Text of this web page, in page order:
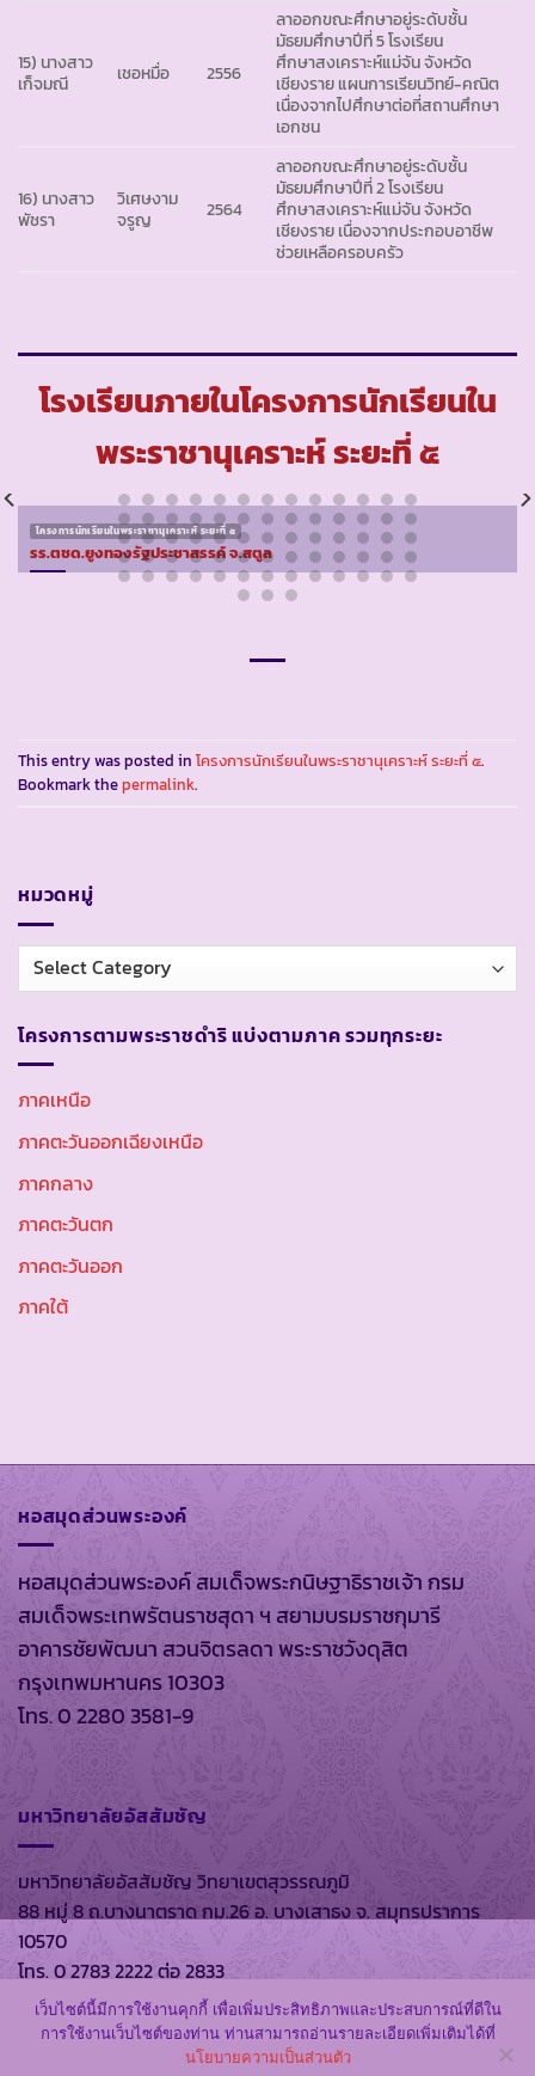
15) นางสาว
เก็จมณี
เชอหมื่อ 2556
ลาออกขณะศึกษาอยู่ระดับชั้น
มัธยมศึกษาปีที่ 5 โรงเรียน
ศึกษาสงเคราะห์แม่จัน จังหวัด
เชียงราย แผนการเรียนวิทย์-คณิต
เนื่องจากไปศึกษาต่อที่สถานศึกษา
เอกชน
16) นางสาว
พัชรา
วิเศษงาม
จรูญ
2564
ลาออกขณะศึกษาอยู่ระดับชั้น
มัธยมศึกษาปีที่ 2 โรงเรียน
ศึกษาสงเคราะห์แม่จัน จังหวัด
เชียงราย เนื่องจากประกอบอาชีพ
ช่วยเหลือครอบครัว
โรงเรียนภายในโครงการนักเรียนใน
พระราชานุเคราะห์ ระยะที่ ๕
โครงการนักเรียนในพระราชานุเคราะห์ ระยะที่ ๕
รร.ตชด.ยูงทองรัฐประชาสรรค์ จ.สตูล
This entry was posted in โครงการนักเรียนในพระราชานุเคราะห์ ระยะที่ ๕.
Bookmark thepermalink.
หมวดหมู่
หมวด
หมู่
โครงการตามพระราชดำริ แบ่งตามภาค รวมทุกระยะ
ภาคเหนือ
ภาคตะวันออกเฉียงเหนือ
ภาคกลาง
ภาคตะวันตก
ภาคตะวันออก
ภาคใต้
หอสมุดส่วนพระองค์
หอสมุดส่วนพระองค์ สมเด็จพระกนิษฐาธิราชเจ้า กรม
สมเด็จพระเทพรัตนราชสุดา ฯ สยามบรมราชกุมารี
อาคารชัยพัฒนา สวนจิตรลดา พระราชวังดุสิต
กรุงเทพมหานคร 10303
โทร. 0 2280 3581-9
มหาวิทยาลัยอัสสัมชัญ
มหาวิทยาลัยอัสสัมชัญ วิทยาเขตสุวรรณภูมิ
88 หมู่ 8 ถ.บางนาตราด กม.26 อ. บางเสาธง จ. สมุทรปราการ
10570
โทร. 0 2783 2222 ต่อ 2833
สงวนลิขสิทธิ์ พ.ศ. 2569 ตาม พรบ.ลิขสิทธิ์ พ.ศ. 2537 โดย
เว็บไซต์นี้มีการใช้งานคุกกี้ เพื่อเพิ่มประสิทธิภาพและประสบการณ์ที่ดีใน
การใช้งานเว็บไซต์ของท่าน ท่านสามารถอ่านรายละเอียดเพิ่มเติมได้ที่
นโยบายความเป็นส่วนตัว